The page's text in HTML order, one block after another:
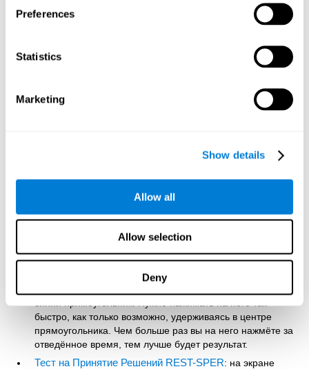
Preferences
Statistics
Marketing
Show details
Allow all
Allow selection
Deny
Тест на Синхронизацию UPDA-SHIF
: в этом тесте на
шара настолько точно, насколько это возможно, следуя
: необходимо
следить за движением белого шара и читать слова,
которые появляются в центре экрана. Когда слово,
(обращая внимание на два стимула одновременно). В
новым типам ответов и одновременно управлять
способностями контроля и зрения.
Тест на Координацию HECOOR: необходимо с
движется по всему экрану. Важно не выходить за его
границы. Это потребует мануального и визуального
быстро, как только возможно, удерживаясь в центре
прямоугольника. Чем больше раз вы на него нажмёте за
отведённое время, тем лучше будет результат.
Тест на Принятие Решений REST-SPER: на экране